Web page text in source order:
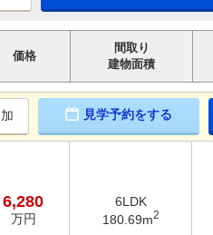
価格
間取り
建物面積
見学予約をする
6,280
万円
6LDK
180.69m2